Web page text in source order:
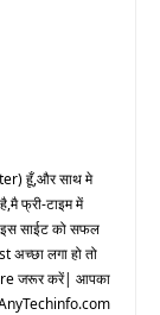
हूँ,और साथ मे
फ्री-टाइम में
साईट को सफल
अच्छा लगा हो तो
जरूर करें| आपका